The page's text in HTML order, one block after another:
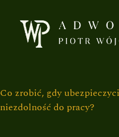
Co zrobić, gdy
niezdolność do pracy?